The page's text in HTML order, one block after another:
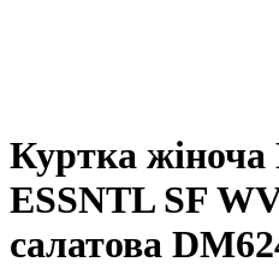
Куртка
ESSNTL SF
салатова